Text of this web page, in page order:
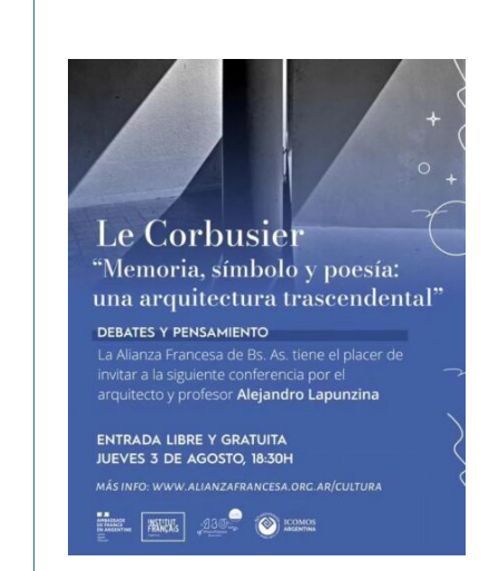
Le Corbusier. Memoria, símbolo y
poesía: una arquitectura
trascendental.
Agenda